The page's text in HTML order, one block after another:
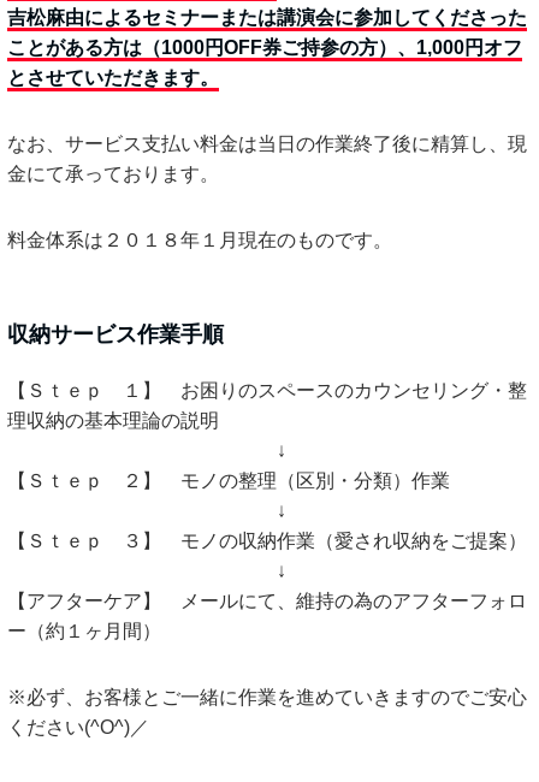
吉松麻由によるセミナーまたは講演会に参加してくださった
ことがある方は（1000円OFF券ご持参の方）、1,000円オフ
とさせていただきます。
なお、サービス支払い料金は当日の作業終了後に精算し、現
金にて承っております。
料金体系は２０１８年１月現在のものです。
収納サービス作業手順
【Ｓｔｅｐ １】 お困りのスペースのカウンセリング・整
理収納の基本理論の説明
↓
【Ｓｔｅｐ ２】 モノの整理（区別・分類）作業
↓
【Ｓｔｅｐ ３】 モノの収納作業（愛され収納をご提案）
↓
【アフターケア】 メールにて、維持の為のアフターフォロ
ー（約１ヶ月間）
※必ず、お客様とご一緒に作業を進めていきますのでご安心
ください(^O^)／